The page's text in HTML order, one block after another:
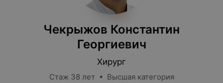
Чекрыжов Константин
Георгиевич
Хирург
Стаж 38 лет • Высшая категория